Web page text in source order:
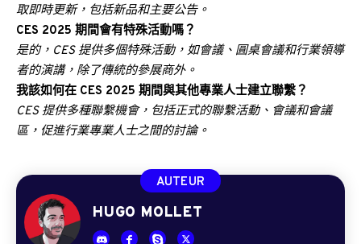
取即時更新，包括新品和主要公告。
CES 2025 期間會有特殊活動嗎？
是的，CES 提供多個特殊活動，如會議、圓桌會議和行業領導
者的演講，除了傳統的參展商外。
我該如何在 CES 2025 期間與其他專業人士建立聯繫？
CES 提供多種聯繫機會，包括正式的聯繫活動、會議和會議
區，促進行業專業人士之間的討論。
AUTEUR
HUGO MOLLET